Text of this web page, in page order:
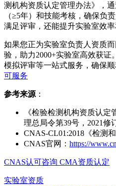
测机构资质认定管理办法》，
（≥5年）和技能考核，确保负
满足评审，还能提升实验室效率
如果您正为实验室负责人资质
验，助力2000+实验室高效获证
模拟评审等一站式服务，确保顺
可服务
参考来源 ：
《检验检测机构资质认
理总局令第39号，2021修
CNAS-CL01:2018《检测
CNAS官网： https://
CNAS认可咨询 CMA资质认定
实验室资质